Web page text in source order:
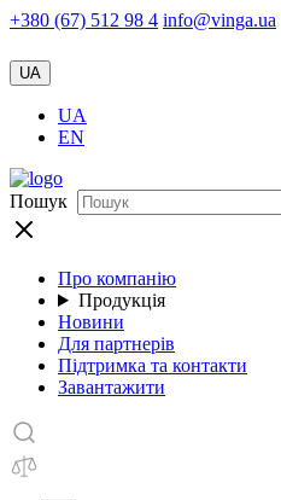
+380 (67) 512 98 4 info@vinga.ua
UA
UA
EN
Пошук
Про компанію
Продукція
Новини
Для партнерів
Підтримка та контакти
Завантажити